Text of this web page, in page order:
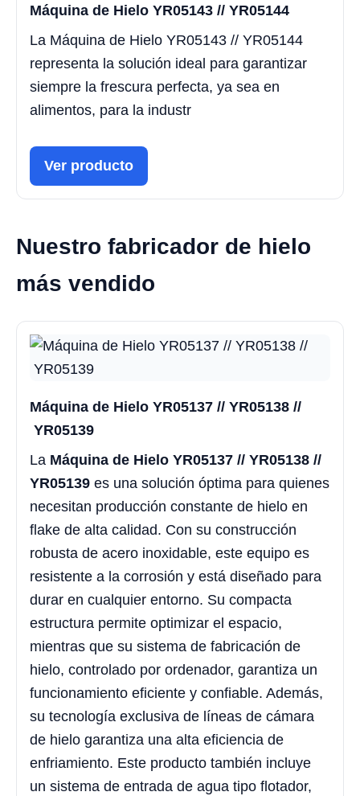
Máquina de Hielo YR05143 // YR05144
La Máquina de Hielo YR05143 // YR05144
representa la solución ideal para garantizar
siempre la frescura perfecta, ya sea en
alimentos, para la industr
Ver producto
Nuestro fabricador de hielo
más vendido
Máquina de Hielo YR05137 // YR05138 //
YR05139
La Máquina de Hielo YR05137 // YR05138 //
YR05139 es una solución óptima para quienes
necesitan producción constante de hielo en
flake de alta calidad. Con su construcción
robusta de acero inoxidable, este equipo es
resistente a la corrosión y está diseñado para
durar en cualquier entorno. Su compacta
estructura permite optimizar el espacio,
mientras que su sistema de fabricación de
hielo, controlado por ordenador, garantiza un
funcionamiento eficiente y confiable. Además,
su tecnología exclusiva de líneas de cámara
de hielo garantiza una alta eficiencia de
enfriamiento. Este producto también incluye
un sistema de entrada de agua tipo flotador,